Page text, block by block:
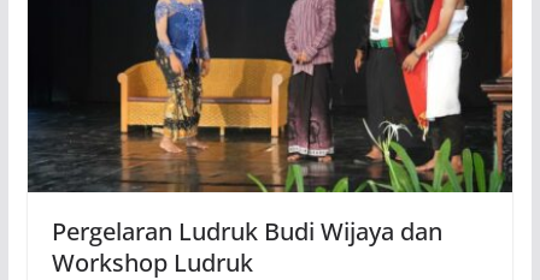
Pergelaran Ludruk Budi Wijaya dan
Workshop Ludruk